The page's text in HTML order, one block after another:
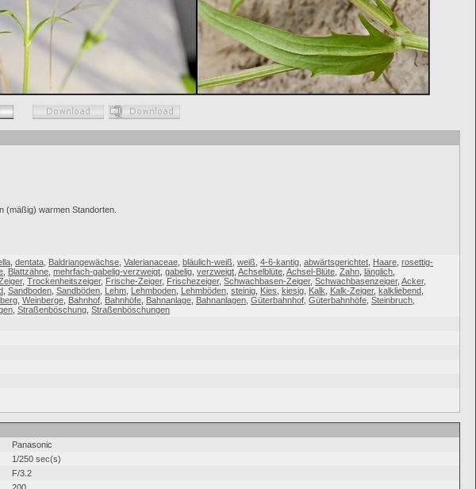
(mäßig) warmen Standorten.
dentata Baldriangewächse Valerianaceae bläulich-weiß weiß 4-6-kantig abwärtsgerichtet Haare rosettig-
Blattzähne mehrfach-gabelig-verzweigt gabelig verzweigt Achselblüte Achsel-Blüte Zahn länglich
, Trockenheitszeiger, Frische-Zeiger, Frischezeiger, Schwachbasen-Zeiger, Schwachbasenzeiger, Acker,
Sandboden Sandböden Lehm Lehmboden Lehmböden steinig Kies kiesig Kalk Kalk-Zeiger, kalkliebend
Weinberge Bahnhof Bahnhöfe Bahnanlage Bahnanlagen Güterbahnhof Güterbahnhöfe Steinbruch
Straßenböschung Straßenböschungen
Panasonic
1/250 sec(s)
F/3.2